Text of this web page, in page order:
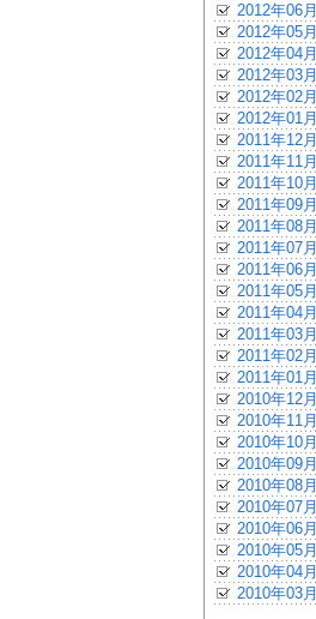
2012年06月
2012年05月
2012年04月
2012年03月
2012年02月
2012年01月
2011年12月
2011年11月
2011年10月
2011年09月
2011年08月
2011年07月
2011年06月
2011年05月
2011年04月
2011年03月
2011年02月
2011年01月
2010年12月
2010年11月
2010年10月
2010年09月
2010年08月
2010年07月
2010年06月
2010年05月
2010年04月
2010年03月